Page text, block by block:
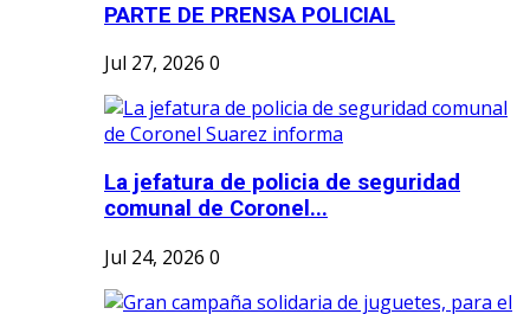
PARTE DE PRENSA POLICIAL
Jul 27, 2026 0
La jefatura de policia de seguridad
comunal de Coronel...
Jul 24, 2026 0